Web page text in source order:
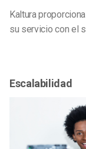
Kaltura
su servicio con el
Escalabilidad